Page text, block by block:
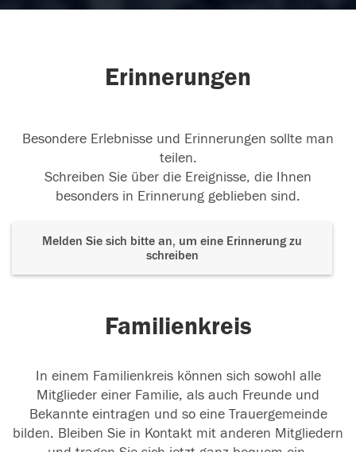
Erinnerungen
Besondere Erlebnisse und Erinnerungen sollte man
teilen.
Schreiben Sie über die Ereignisse, die Ihnen
besonders in Erinnerung geblieben sind.
Melden Sie sich bitte an, um eine Erinnerung zu
schreiben
Familienkreis
In einem Familienkreis können sich sowohl alle
Mitglieder einer Familie, als auch Freunde und
Bekannte eintragen und so eine Trauergemeinde
bilden. Bleiben Sie in Kontakt mit anderen Mitgliedern